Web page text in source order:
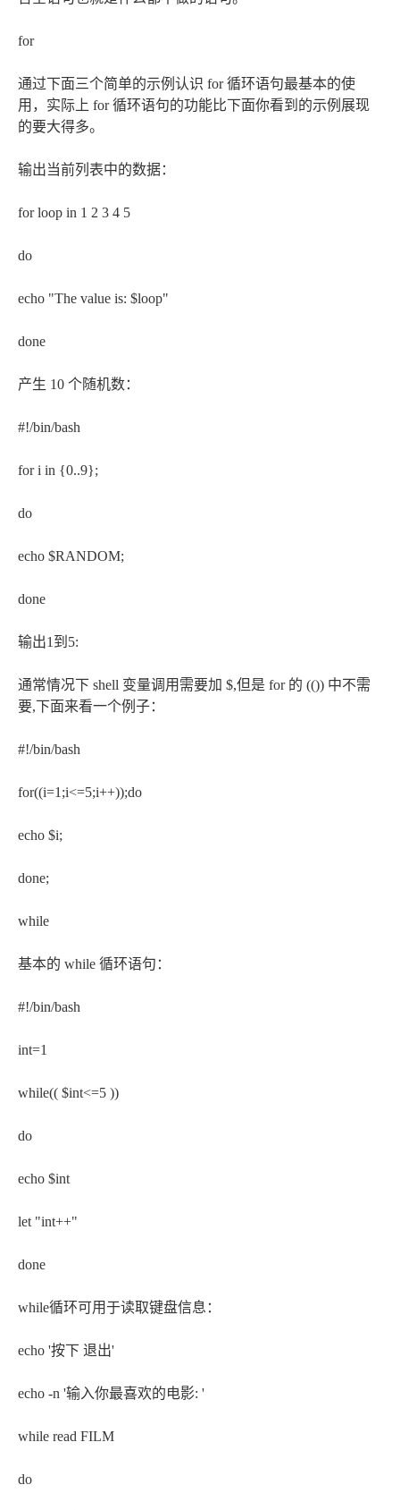
for
通过下面三个简单的示例认识 for 循环语句最基本的使
用，实际上 for 循环语句的功能比下面你看到的示例展现
的要大得多。
输出当前列表中的数据：
for loop in 1 2 3 4 5
do
echo "The value is: $loop"
done
产生 10 个随机数：
#!/bin/bash
for i in {0..9};
do
echo $RANDOM;
done
输出1到5:
通常情况下 shell 变量调用需要加 $,但是 for 的 (()) 中不需
要,下面来看一个例子：
#!/bin/bash
for((i=1;i<=5;i++));do
echo $i;
done;
while
基本的 while 循环语句：
#!/bin/bash
int=1
while(( $int<=5 ))
do
echo $int
let "int++"
done
while循环可用于读取键盘信息：
echo '按下 退出'
echo -n '输入你最喜欢的电影: '
while read FILM
do